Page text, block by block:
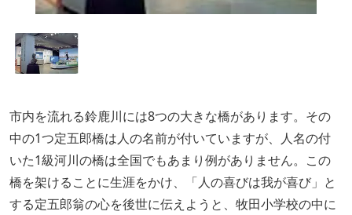
市内を流れる鈴鹿川には8つの大きな橋があります。その
中の1つ定五郎橋は人の名前が付いていますが、人名の付
いた1級河川の橋は全国でもあまり例がありません。この
橋を架けることに生涯をかけ、「人の喜びは我が喜び」と
する定五郎翁の心を後世に伝えようと、牧田小学校の中に